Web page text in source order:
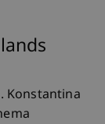
Konstantina